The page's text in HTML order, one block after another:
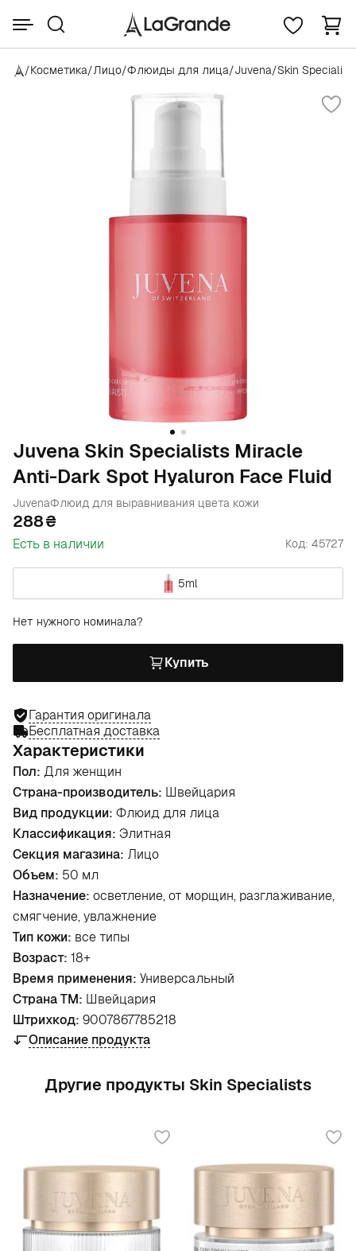
/Косметика/Лицо/Флюиды для лица/Juvena/Skin
Juvena Skin Specialists Miracle
Anti-Dark Spot Hyaluron Face Fluid
JuvenaФлюид для выравнивания цвета кожи
288
Есть в наличии Код: 45727
5ml
Нет нужного номинала?
Купить
Гарантия оригинала
Бесплатная доставка
Характеристики
Пол: Для женщин
Страна-производитель: Швейцария
Вид продукции: Флюид для лица
Классификация: Элитная
Секция магазина: Лицо
Объем: 50 мл
Назначение: осветление, от морщин, разглаживание,
смягчение, увлажнение
Тип кожи: все типы
Возраст: 18+
Время применения: Универсальный
Страна ТМ: Швейцария
Штрихкод: 9007867785218
Описание продукта
Другие продукты Skin Specialists